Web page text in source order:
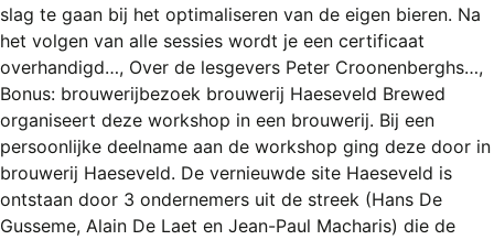
slag te gaan bij het optimaliseren van de eigen bieren. Na
het volgen van alle sessies wordt je een certificaat
overhandigd…, Over de lesgevers Peter Croonenberghs…,
Bonus: brouwerijbezoek brouwerij Haeseveld Brewed
organiseert deze workshop in een brouwerij. Bij een
persoonlijke deelname aan de workshop ging deze door in
brouwerij Haeseveld. De vernieuwde site Haeseveld is
ontstaan door 3 ondernemers uit de streek (Hans De
Gusseme, Alain De Laet en Jean-Paul Macharis) die de